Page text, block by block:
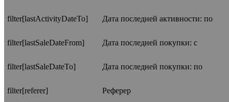
filter[lastActivityDateTo] Дата последней активности: по
filter[lastSaleDateFrom] Дата последней покупки: с
filter[lastSaleDateTo] Дата последней покупки: по
filter[referer] Реферер